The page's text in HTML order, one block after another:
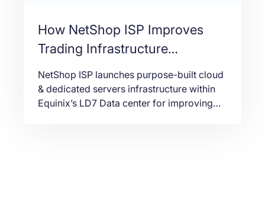
How NetShop ISP Improves
Trading Infrastructure
Resilience through Equinix LD7
Data Center Hosting
NetShop ISP launches purpose-built cloud
& dedicated servers infrastructure within
Equinix’s LD7 Data center for improving